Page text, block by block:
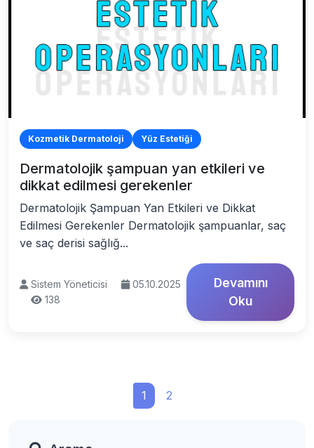
Kozmetik Dermatoloji Yüz Estetiği
Dermatolojik şampuan yan etkileri ve
dikkat edilmesi gerekenler
Dermatolojik Şampuan Yan Etkileri ve Dikkat
Edilmesi Gerekenler Dermatolojik şampuanlar, saç
ve saç derisi sağlığ...
Sistem Yöneticisi
05.10.2025
138
Devamını
Oku
1 2